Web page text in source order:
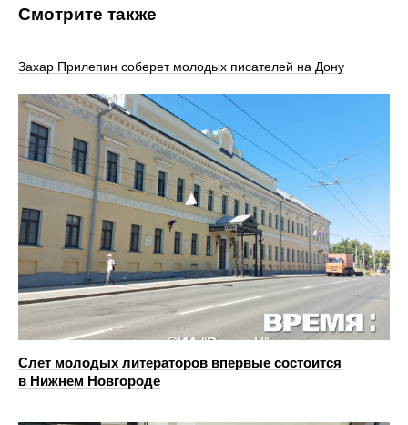
Смотрите также
Захар Прилепин соберет молодых писателей на Дону
Слет молодых литераторов впервые состоится
в Нижнем Новгороде